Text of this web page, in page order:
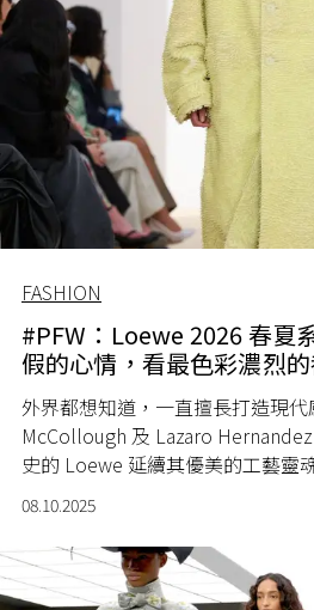
FASHION
#PFW：Loewe 2026 春夏
假的心情，看最色彩濃烈
外界都想知道，一直擅長打造現
McCollough 及 Lazaro
史的 Loewe 延續其優美的工藝靈
08.10.2025